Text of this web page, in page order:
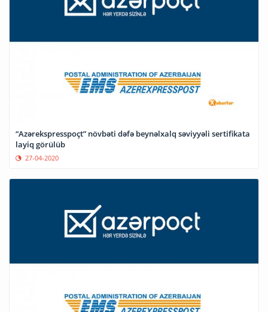
“Azərekspresspoçt” növbəti dəfə beynəlxalq səviyyəli sertifikata
layiq görülüb
27-04-2020